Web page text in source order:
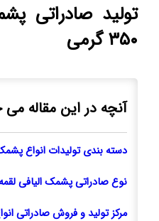
تولید صادراتی
۳۵۰ گرمی
آنچه در این مقاله می
دسته بندی تولیدات انواع پشمک
نوع صادراتی پشمک الیافی
مرکز تولید و فروش صادراتی